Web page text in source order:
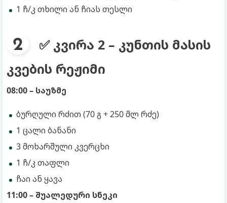
1 ჩ/კ თხილი ან ჩიას თესლი
✅ კვირა 2 – კუნთის მასის
კვების რეჟიმი
08:00 – საუზმე
ბურღული რძით (70 გ + 250 მლ რძე)
1 ცალი ბანანი
3 მოხარშული კვერცხი
1 ჩ/კ თაფლი
ჩაი ან ყავა
11:00 – შუალედური სნეკი